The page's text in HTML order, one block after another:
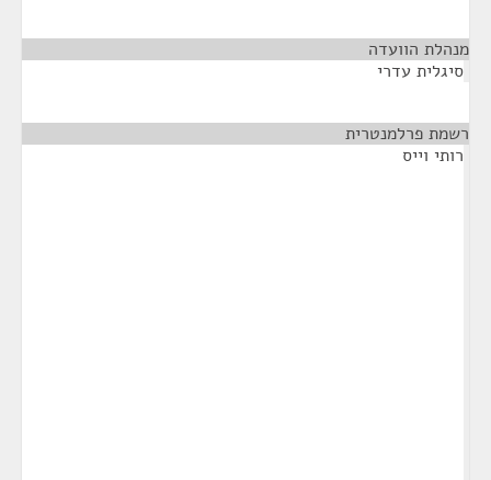
מנהלת הוועדה
סיגלית עדרי
רשמת פרלמנטרית
רותי וייס